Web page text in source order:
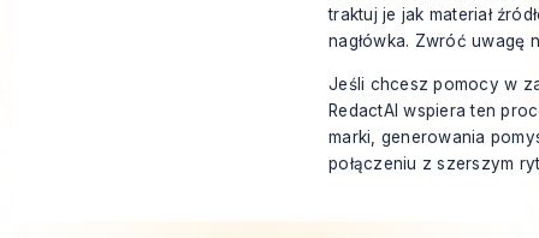
traktuj je jak materiał
nagłówka. Zwróć uwagę
Jeśli chcesz pomocy w
RedactAI wspiera ten
marki, generowania
połączeniu z szerszym